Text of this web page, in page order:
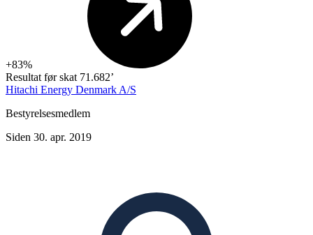
+83%
Resultat før skat 71.682’
Hitachi Energy Denmark A/S
Bestyrelsesmedlem
Siden 30. apr. 2019